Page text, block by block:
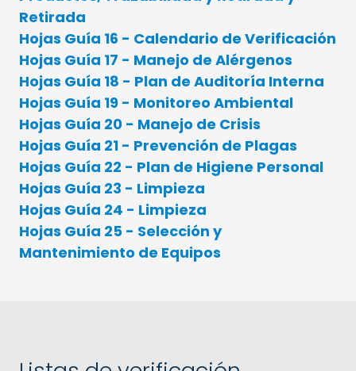
Retirada
Hojas Guía 16 - Calendario de Verificación
Hojas Guía 17 - Manejo de Alérgenos
Hojas Guía 18 - Plan de Auditoría Interna
Hojas Guía 19 - Monitoreo Ambiental
Hojas Guía 20 - Manejo de Crisis
Hojas Guía 21 - Prevención de Plagas
Hojas Guía 22 - Plan de Higiene Personal
Hojas Guía 23 - Limpieza
Hojas Guía 24 - Limpieza
Hojas Guía 25 - Selección y
Mantenimiento de Equipos